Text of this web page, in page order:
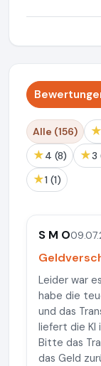
Alle (156) ★
★ 4 (8) ★
★ 1 (1)
S M O
Leider war
habe die
und das
liefert die KI
Bitte das
das Geld